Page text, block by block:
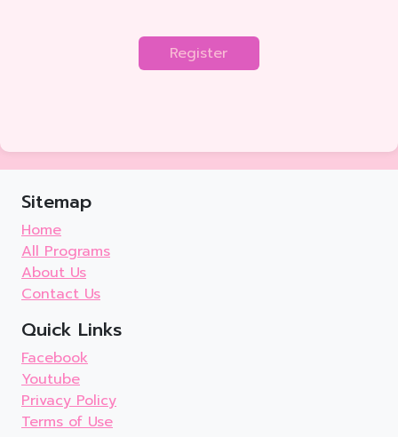
Register
Sitemap
Home
All Programs
About Us
Contact Us
Quick Links
Facebook
Youtube
Privacy Policy
Terms of Use